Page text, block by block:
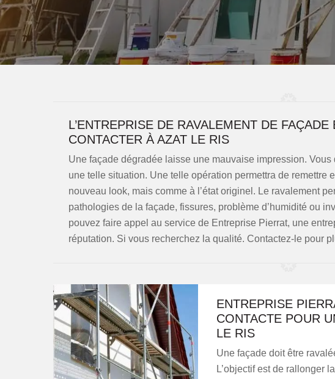
L’ENTREPRISE DE RAVALEMENT DE
CONTACTER À AZAT LE RIS
Une façade dégradée laisse une mauvaise impression.
une telle situation. Une telle opération permettra de remettre
nouveau look, mais comme à l’état originel. Le ravalement
pathologies de la façade, fissures, problème d’humidité ou
pouvez faire appel au service de Entreprise Pierrat, une
réputation. Si vous recherchez la qualité. Contactez-le pour
ENTREPRISE
CONTACTE POUR
LE RIS
Une façade doit être
L’objectif est de rallonger